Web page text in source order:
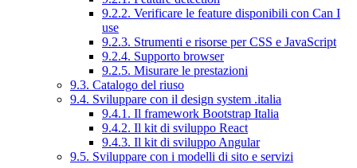
9.2.2. Verificare le feature disponibili con Can I
use
9.2.3. Strumenti e risorse per CSS e JavaScript
9.2.4. Supporto browser
9.2.5. Misurare le prestazioni
9.3. Catalogo del riuso
9.4. Sviluppare con il design system .italia
9.4.1. Il framework Bootstrap Italia
9.4.2. Il kit di sviluppo React
9.4.3. Il kit di sviluppo Angular
9.5. Sviluppare con i modelli di sito e servizi